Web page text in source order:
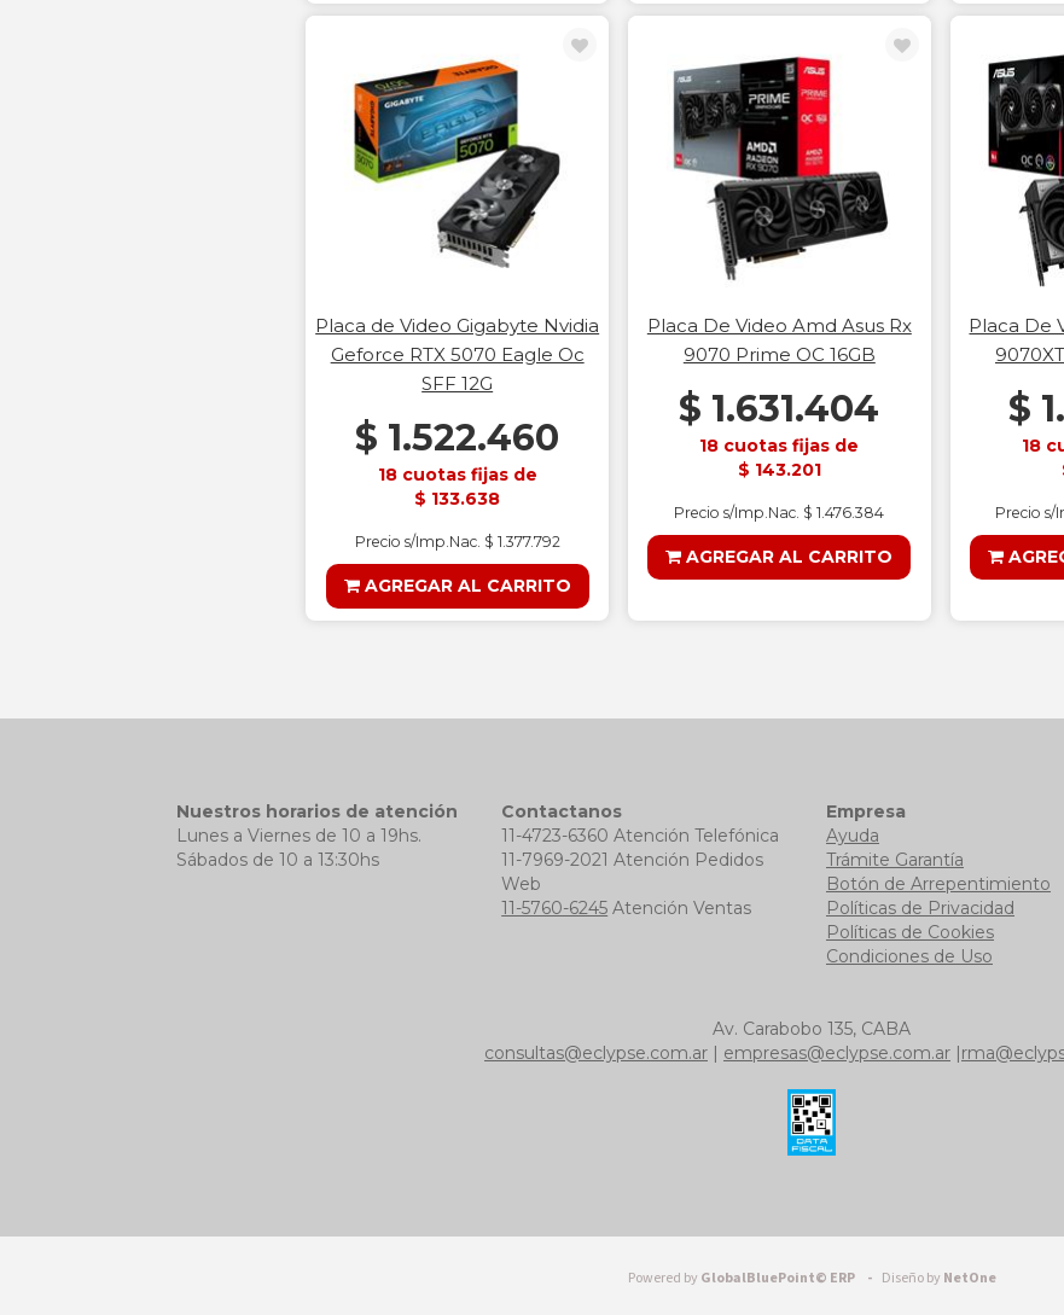
Placa de Video Gigabyte Nvidia
Geforce RTX 5070 Eagle Oc
SFF 12G
$ 1.522.460
18 cuotas fijas de
$ 133.638
Precio s/Imp.Nac. $ 1.377.792
AGREGAR AL CARRITO
Placa De Video Amd Asus Rx
9070 Prime OC 16GB
$ 1.631.404
18 cuotas fijas de
$ 143.201
Precio s/Imp.Nac. $ 1.476.384
AGREGAR AL CARRITO
Placa De
$
18
Precio s/
Nuestros horarios de atención
Lunes a Viernes de 10 a 19hs.
Sábados de 10 a 13:30hs
Contactanos
11-4723-6360 Atención Telefónica
11-7969-2021 Atención Pedidos
Web
11-5760-6245 Atención Ventas
Empresa
Ayuda
Trámite Garantía
Botón de Arrepentimiento
Políticas de Privacidad
Políticas de Cookies
Condiciones de Uso
Av. Carabobo 135, CABA
consultas@eclypse.com.ar | empresas@eclypse.com.ar |
Powered by GlobalBluePoint© ERP - Diseño by NetOne